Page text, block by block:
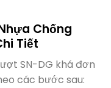
Chống
Tiết
SN-DG khá đơn
các bước sau: